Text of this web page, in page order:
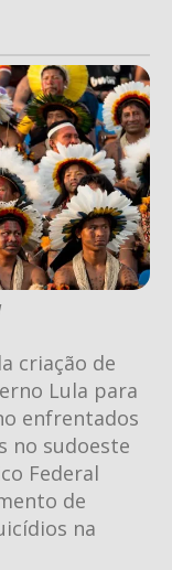
criação de
Lula para
enfrentados
no sudoeste
Federal
de
na